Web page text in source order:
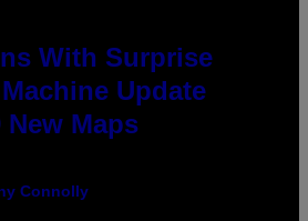
With Surprise
Update
Maps
Connolly